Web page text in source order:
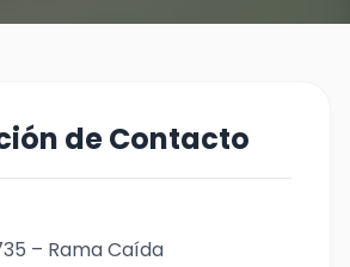
de Contacto
– Rama Caída